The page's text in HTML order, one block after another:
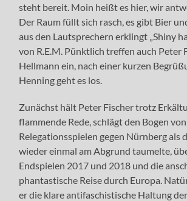
steht bereit. Moin heißt es hier, wir
Der Raum füllt sich rasch, es gibt Bier
aus den Lautsprechern erklingt „Shiny
von R.E.M. Pünktlich treffen auch Peter
Hellmann ein, nach einer kurzen
Henning geht es los.
Zunächst hält Peter Fischer trotz
flammende Rede, schlägt den Bogen
Relegationsspielen gegen Nürnberg als
wieder einmal am Abgrund taumelte,
Endspielen 2017 und 2018 und die
phantastische Reise durch Europa.
er die klare antifaschistische Haltung